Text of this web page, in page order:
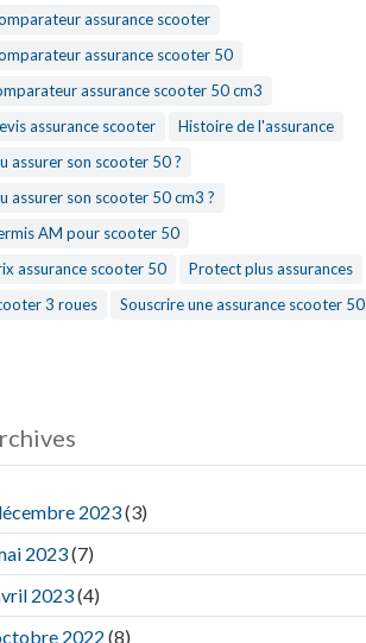
assurance scooter
assurance scooter 50
assurance scooter 50 cm3
assurance scooter
Histoire de l'assurance
assurer son scooter 50 ?
assurer son scooter 50 cm3 ?
AM pour scooter 50
assurance scooter 50
Protect plus assurances
3 roues
Souscrire une assurance scooter 50
2023(3)
2023(7)
2023(4)
2022 (8)